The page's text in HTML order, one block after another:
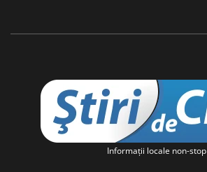
Informaţii locale non-stop